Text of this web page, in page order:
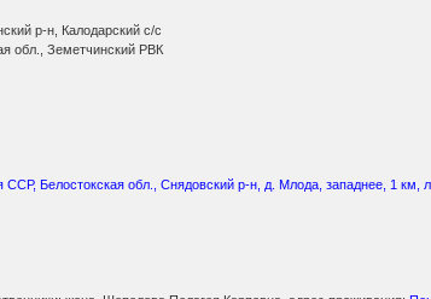
р-н, Калодарский с/с
обл., Земетчинский РВК
ССР, Белостокская обл., Снядовский р-н, д. Млода, западнее, 1 км,